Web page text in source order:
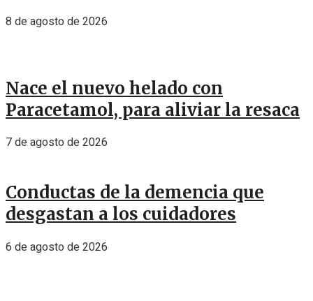
8 de agosto de 2026
Nace el nuevo helado con
Paracetamol, para aliviar la resaca
7 de agosto de 2026
Conductas de la demencia que
desgastan a los cuidadores
6 de agosto de 2026